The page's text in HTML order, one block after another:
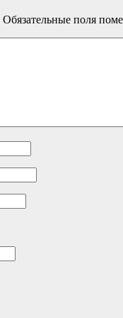
Обязательные поля